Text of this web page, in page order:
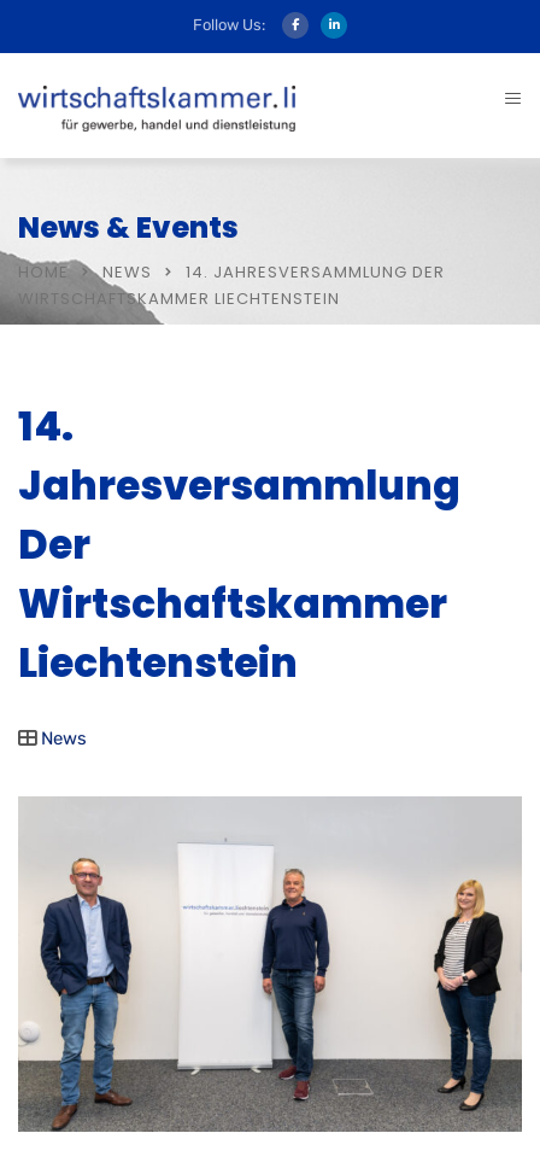
Follow Us:
News & Events
HOME NEWS
14. JAHRESVERSAMMLUNG DER
WIRTSCHAFTSKAMMER LIECHTENSTEIN
14.
Jahresversammlung
Der
Wirtschaftskammer
Liechtenstein
News